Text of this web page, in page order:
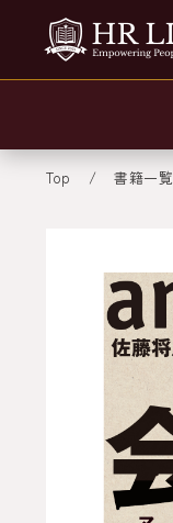
Top 書籍一覧